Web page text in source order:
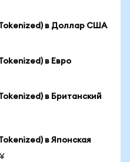
в Доллар США
в Евро
в Британский
в Японская